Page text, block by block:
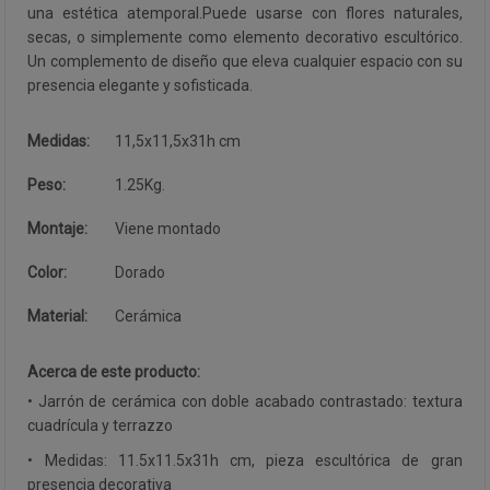
una estética atemporal.Puede usarse con flores naturales,
secas, o simplemente como elemento decorativo escultórico.
Un complemento de diseño que eleva cualquier espacio con su
presencia elegante y sofisticada.
Medidas: 11,5x11,5x31h cm
Peso: 1.25Kg.
Montaje: Viene montado
Color: Dorado
Material: Cerámica
Acerca de este producto:
• Jarrón de cerámica con doble acabado contrastado: textura
cuadrícula y terrazzo
• Medidas: 11.5x11.5x31h cm, pieza escultórica de gran
presencia decorativa